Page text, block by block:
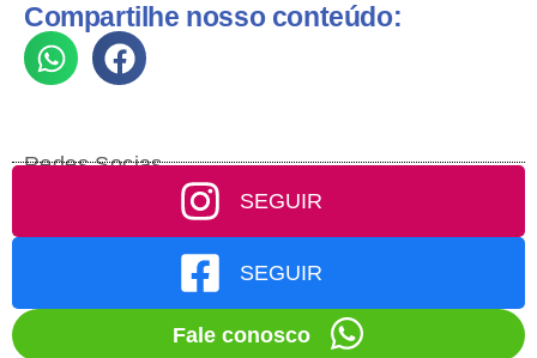
Compartilhe nosso conteúdo:
Redes Socias
SEGUIR
SEGUIR
Fale conosco